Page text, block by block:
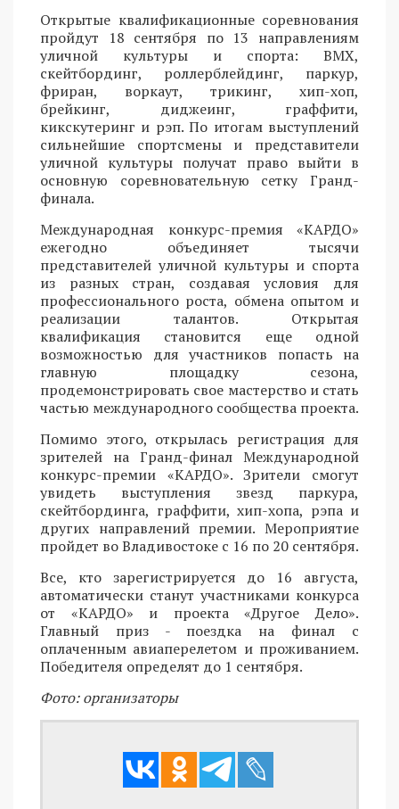
Открытые квалификационные соревнования
пройдут 18 сентября по 13 направлениям
уличной культуры и спорта: BMX,
скейтбординг, роллерблейдинг, паркур,
фриран, воркаут, трикинг, хип-хоп,
брейкинг, диджеинг, граффити,
кикскутеринг и рэп. По итогам выступлений
сильнейшие спортсмены и представители
уличной культуры получат право выйти в
основную соревновательную сетку Гранд-
финала.
Международная конкурс-премия «КАРДО»
ежегодно объединяет тысячи
представителей уличной культуры и спорта
из разных стран, создавая условия для
профессионального роста, обмена опытом и
реализации талантов. Открытая
квалификация становится еще одной
возможностью для участников попасть на
главную площадку сезона,
продемонстрировать свое мастерство и стать
частью международного сообщества проекта.
Помимо этого, открылась регистрация для
зрителей на Гранд-финал Международной
конкурс-премии «КАРДО». Зрители смогут
увидеть выступления звезд паркура,
скейтбординга, граффити, хип-хопа, рэпа и
других направлений премии. Мероприятие
пройдет во Владивостоке с 16 по 20 сентября.
Все, кто зарегистрируется до 16 августа,
автоматически станут участниками конкурса
от «КАРДО» и проекта «Другое Дело».
Главный приз - поездка на финал с
оплаченным авиаперелетом и проживанием.
Победителя определят до 1 сентября.
Фото: организаторы